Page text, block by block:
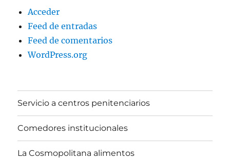
Acceder
Feed de entradas
Feed de comentarios
WordPress.org
Servicio a centros penitenciarios
Comedores institucionales
La Cosmopolitana alimentos